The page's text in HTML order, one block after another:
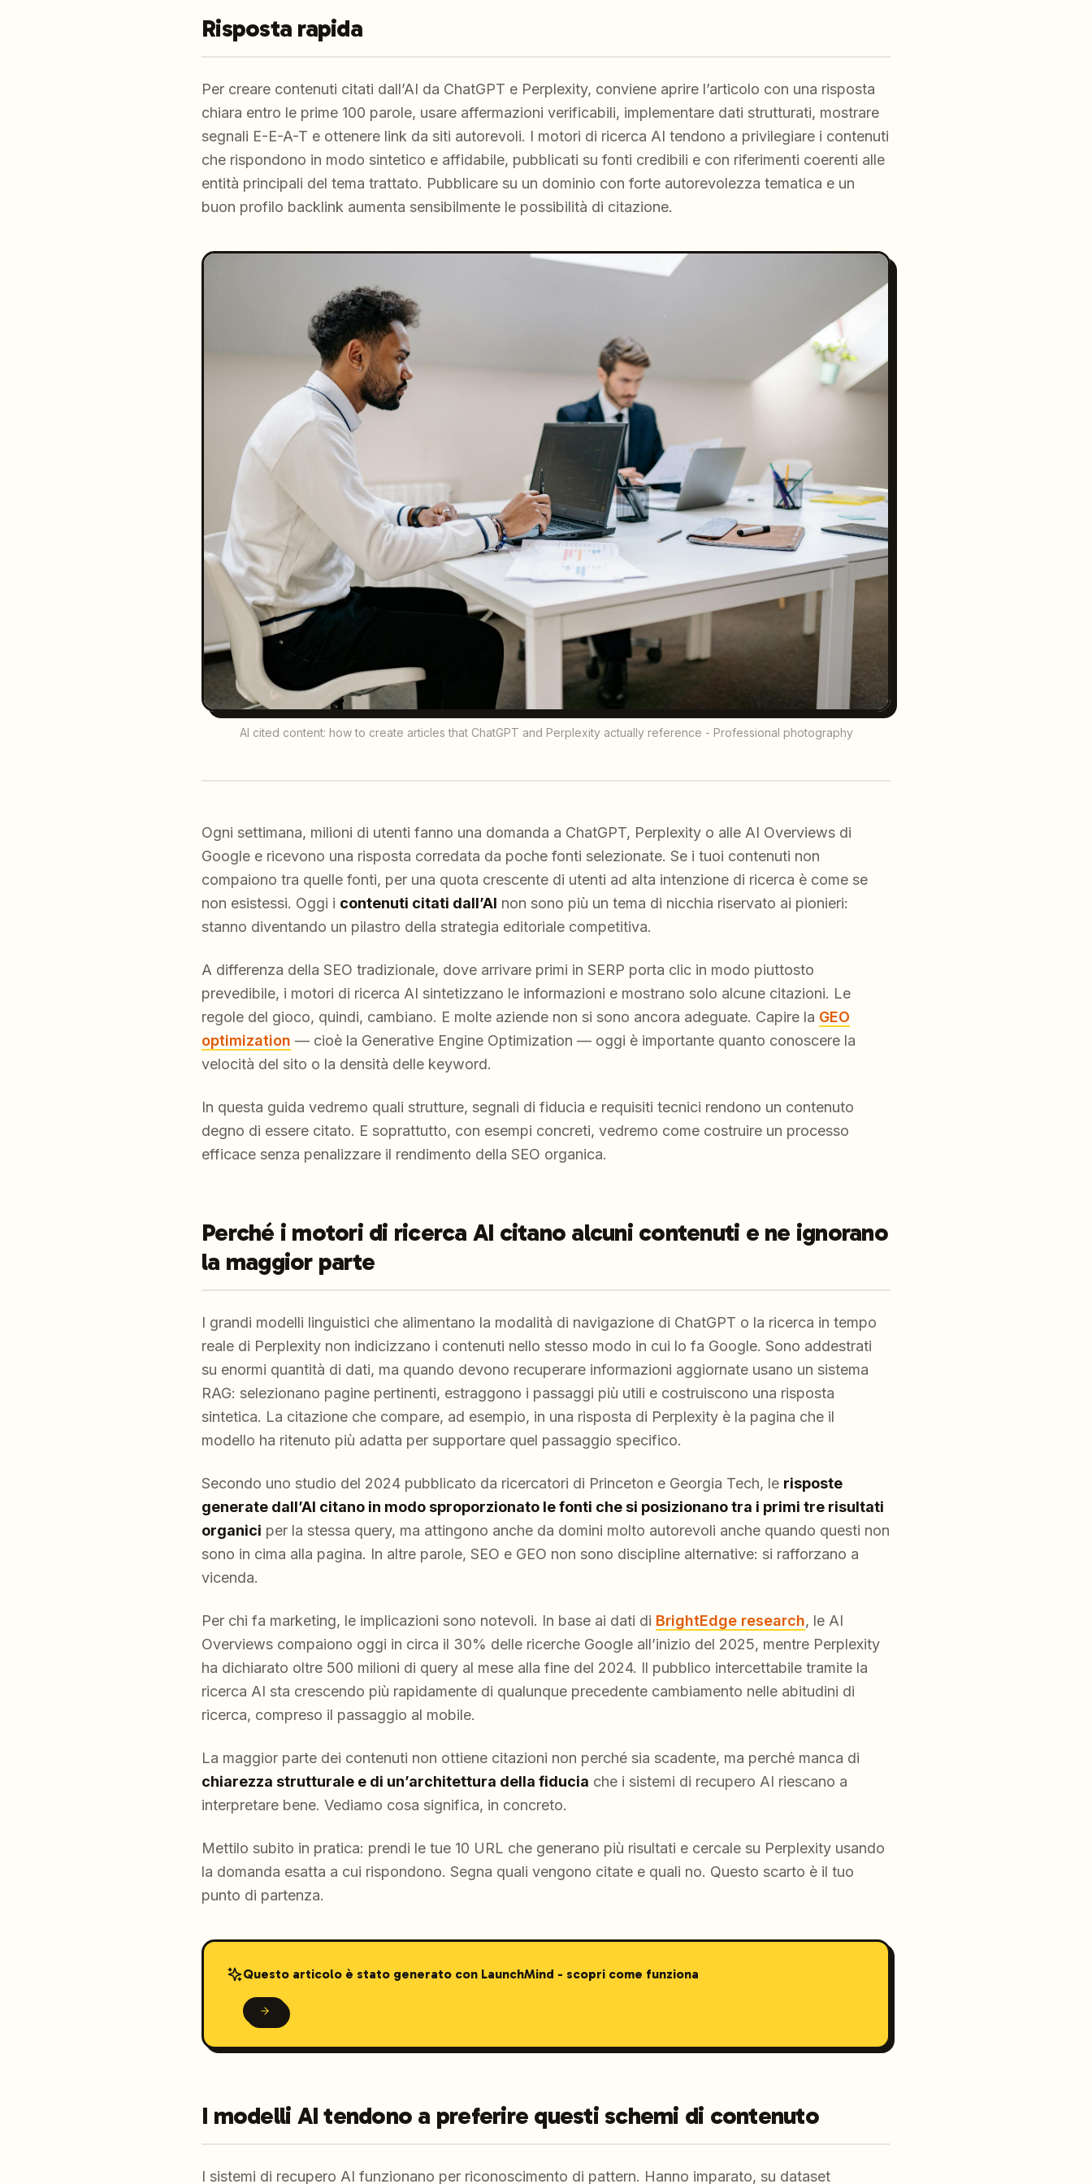
Risposta rapida
Per creare contenuti citati dall’AI da ChatGPT e Perplexity, conviene aprire l’articolo con una risposta
chiara entro le prime 100 parole, usare affermazioni verificabili, implementare dati strutturati, mostrare
segnali E-E-A-T e ottenere link da siti autorevoli. I motori di ricerca AI tendono a privilegiare i contenuti
che rispondono in modo sintetico e affidabile, pubblicati su fonti credibili e con riferimenti coerenti alle
entità principali del tema trattato. Pubblicare su un dominio con forte autorevolezza tematica e un
buon profilo backlink aumenta sensibilmente le possibilità di citazione.
AI cited content: how to create articles that ChatGPT and Perplexity actually reference - Professional photography
Ogni settimana, milioni di utenti fanno una domanda a ChatGPT, Perplexity o alle AI Overviews di
Google e ricevono una risposta corredata da poche fonti selezionate. Se i tuoi contenuti non
compaiono tra quelle fonti, per una quota crescente di utenti ad alta intenzione di ricerca è come se
non esistessi. Oggi i contenuti citati dall’AI non sono più un tema di nicchia riservato ai pionieri:
stanno diventando un pilastro della strategia editoriale competitiva.
A differenza della SEO tradizionale, dove arrivare primi in SERP porta clic in modo piuttosto
prevedibile, i motori di ricerca AI sintetizzano le informazioni e mostrano solo alcune citazioni. Le
regole del gioco, quindi, cambiano. E molte aziende non si sono ancora adeguate. Capire la GEO
optimization — cioè la Generative Engine Optimization — oggi è importante quanto conoscere la
velocità del sito o la densità delle keyword.
In questa guida vedremo quali strutture, segnali di fiducia e requisiti tecnici rendono un contenuto
degno di essere citato. E soprattutto, con esempi concreti, vedremo come costruire un processo
efficace senza penalizzare il rendimento della SEO organica.
Perché i motori di ricerca AI citano alcuni contenuti e ne ignorano
la maggior parte
I grandi modelli linguistici che alimentano la modalità di navigazione di ChatGPT o la ricerca in tempo
reale di Perplexity non indicizzano i contenuti nello stesso modo in cui lo fa Google. Sono addestrati
su enormi quantità di dati, ma quando devono recuperare informazioni aggiornate usano un sistema
RAG: selezionano pagine pertinenti, estraggono i passaggi più utili e costruiscono una risposta
sintetica. La citazione che compare, ad esempio, in una risposta di Perplexity è la pagina che il
modello ha ritenuto più adatta per supportare quel passaggio specifico.
Secondo uno studio del 2024 pubblicato da ricercatori di Princeton e Georgia Tech, le risposte
generate dall’AI citano in modo sproporzionato le fonti che si posizionano tra i primi tre risultati
organici per la stessa query, ma attingono anche da domini molto autorevoli anche quando questi non
sono in cima alla pagina. In altre parole, SEO e GEO non sono discipline alternative: si rafforzano a
vicenda.
Per chi fa marketing, le implicazioni sono notevoli. In base ai dati di BrightEdge research, le AI
Overviews compaiono oggi in circa il 30% delle ricerche Google all’inizio del 2025, mentre Perplexity
ha dichiarato oltre 500 milioni di query al mese alla fine del 2024. Il pubblico intercettabile tramite la
ricerca AI sta crescendo più rapidamente di qualunque precedente cambiamento nelle abitudini di
ricerca, compreso il passaggio al mobile.
La maggior parte dei contenuti non ottiene citazioni non perché sia scadente, ma perché manca di
chiarezza strutturale e di un’architettura della fiducia che i sistemi di recupero AI riescano a
interpretare bene. Vediamo cosa significa, in concreto.
Mettilo subito in pratica: prendi le tue 10 URL che generano più risultati e cercale su Perplexity usando
la domanda esatta a cui rispondono. Segna quali vengono citate e quali no. Questo scarto è il tuo
punto di partenza.
Questo articolo è stato generato con LaunchMind - scopri come funziona
I modelli AI tendono a preferire questi schemi di contenuto
I sistemi di recupero AI funzionano per riconoscimento di pattern. Hanno imparato, su dataset